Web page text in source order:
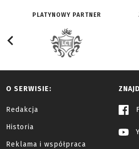
PLATYNOWY PARTNER
O SERWISIE:
Redakcja
Historia
Reklama i współpraca